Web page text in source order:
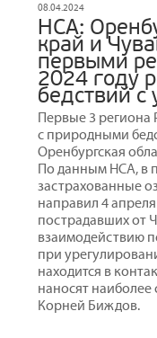
08.04.2024
НСА:
край и
первыми
2024 году
бедствий
Первые 3 региона
с природными
Оренбургская
По данным НСА, в
застрахованные
направил 4
пострадавших от
взаимодействию
при
находится в
наносят
Корней Биждов.